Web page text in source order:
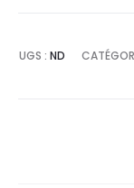
UGS : ND